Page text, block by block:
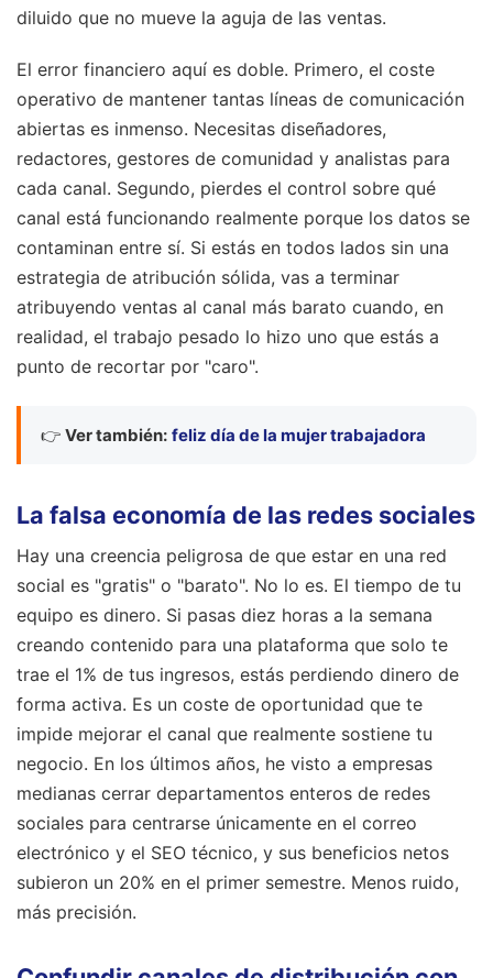
diluido que no mueve la aguja de las ventas.
El error financiero aquí es doble. Primero, el coste
operativo de mantener tantas líneas de comunicación
abiertas es inmenso. Necesitas diseñadores,
redactores, gestores de comunidad y analistas para
cada canal. Segundo, pierdes el control sobre qué
canal está funcionando realmente porque los datos se
contaminan entre sí. Si estás en todos lados sin una
estrategia de atribución sólida, vas a terminar
atribuyendo ventas al canal más barato cuando, en
realidad, el trabajo pesado lo hizo uno que estás a
punto de recortar por "caro".
👉 Ver también: feliz día de la mujer trabajadora
La falsa economía de las redes sociales
Hay una creencia peligrosa de que estar en una red
social es "gratis" o "barato". No lo es. El tiempo de tu
equipo es dinero. Si pasas diez horas a la semana
creando contenido para una plataforma que solo te
trae el 1% de tus ingresos, estás perdiendo dinero de
forma activa. Es un coste de oportunidad que te
impide mejorar el canal que realmente sostiene tu
negocio. En los últimos años, he visto a empresas
medianas cerrar departamentos enteros de redes
sociales para centrarse únicamente en el correo
electrónico y el SEO técnico, y sus beneficios netos
subieron un 20% en el primer semestre. Menos ruido,
más precisión.